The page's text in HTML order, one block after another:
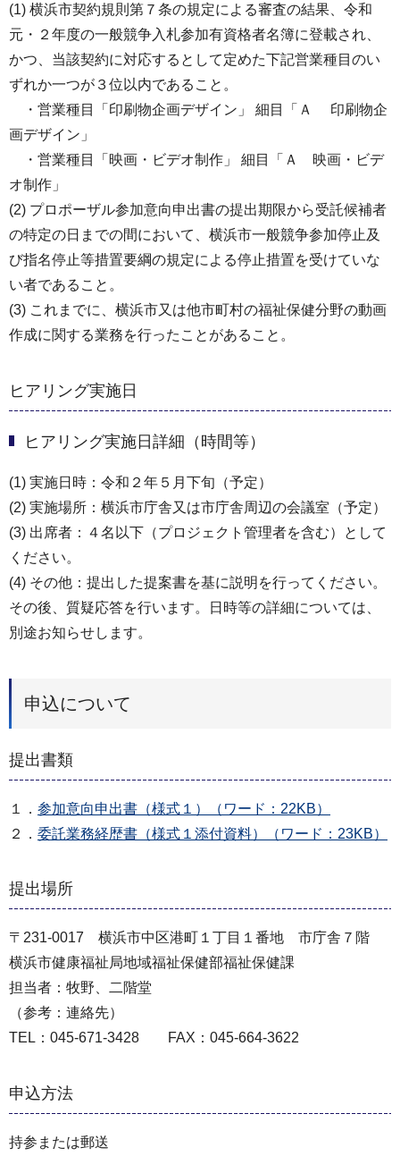
(1) 横浜市契約規則第７条の規定による審査の結果、令和
元・２年度の一般競争入札参加有資格者名簿に登載され、
かつ、当該契約に対応するとして定めた下記営業種目のい
ずれか一つが３位以内であること。
・営業種目「印刷物企画デザイン」 細目「Ａ 印刷物企
画デザイン」
・営業種目「映画・ビデオ制作」 細目「Ａ 映画・ビデ
オ制作」
(2) プロポーザル参加意向申出書の提出期限から受託候補者
の特定の日までの間において、横浜市一般競争参加停止及
び指名停止等措置要綱の規定による停止措置を受けていな
い者であること。
(3) これまでに、横浜市又は他市町村の福祉保健分野の動画
作成に関する業務を行ったことがあること。
ヒアリング実施日
ヒアリング実施日詳細（時間等）
(1) 実施日時：令和２年５月下旬（予定）
(2) 実施場所：横浜市庁舎又は市庁舎周辺の会議室（予定）
(3) 出席者：４名以下（プロジェクト管理者を含む）として
ください。
(4) その他：提出した提案書を基に説明を行ってください。
その後、質疑応答を行います。日時等の詳細については、
別途お知らせします。
申込について
提出書類
１． 参加意向申出書（様式１）（ワード：22KB）
２． 委託業務経歴書（様式１添付資料）（ワード：23KB）
提出場所
〒231-0017 横浜市中区港町１丁目１番地 市庁舎７階
横浜市健康福祉局地域福祉保健部福祉保健課
担当者：牧野、二階堂
（参考：連絡先）
TEL：045-671-3428 FAX：045-664-3622
申込方法
持参または郵送